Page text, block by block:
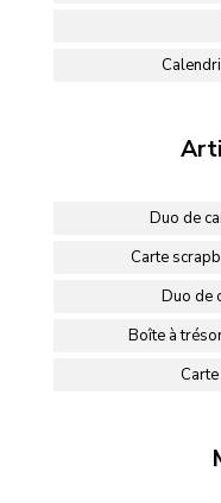
Duo de
Carte
Duo de
Boîte à